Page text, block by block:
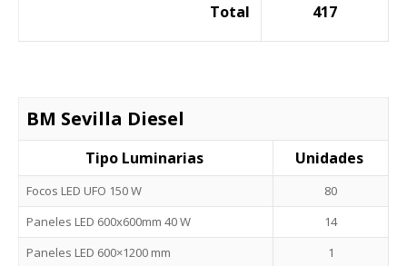
Total 417
BM Sevilla Diesel
Tipo Luminarias Unidades
Focos LED UFO 150 W
80
Paneles LED 600x600mm 40 W
14
Paneles LED 600×1200 mm
1